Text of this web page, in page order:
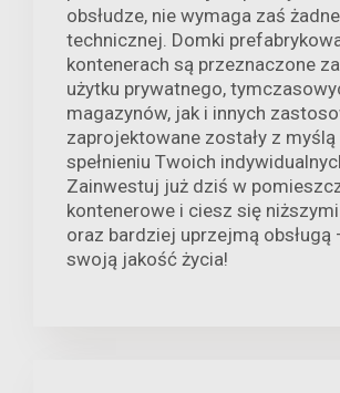
obsłudze, nie wymaga zaś
technicznej. Domki
kontenerach są przeznaczone
użytku prywatnego,
magazynów, jak i innych
zaprojektowane zostały z myślą
spełnieniu Twoich
Zainwestuj już dziś w
kontenerowe i ciesz się
oraz bardziej uprzejmą obsługą
swoją jakość życia!